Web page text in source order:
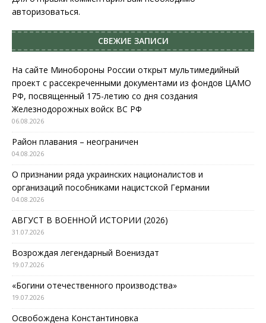
авторизоваться.
СВЕЖИЕ ЗАПИСИ
На сайте Минобороны России открыт мультимедийный
проект с рассекреченными документами из фондов ЦАМО
РФ, посвященный 175-летию со дня создания
Железнодорожных войск ВС РФ
06.08.2026
Район плавания – неограничен
04.08.2026
О признании ряда украинских националистов и
организаций пособниками нацистской Германии
04.08.2026
АВГУСТ В ВОЕННОЙ ИСТОРИИ (2026)
31.07.2026
Возрождая легендарный Воениздат
19.07.2026
«Богини отечественного производства»
19.07.2026
Освобождена Константиновка